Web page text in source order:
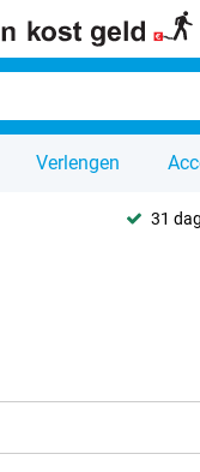
Verlengen
31